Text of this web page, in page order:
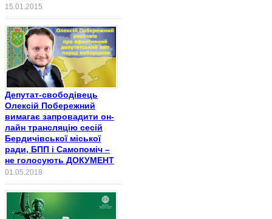
15.01.2015
Депутат-свободівець
Олексій Побережний
вимагає запровадити он-
лайн трансляцію сесій
Бердичівської міської
ради, БПП і Самопоміч –
не голосують ДОКУМЕНТ
01.05.2018